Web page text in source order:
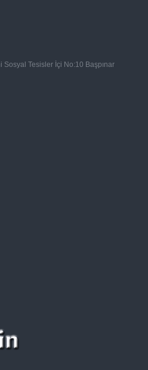
Tesisler İçi No:10 Başpınar